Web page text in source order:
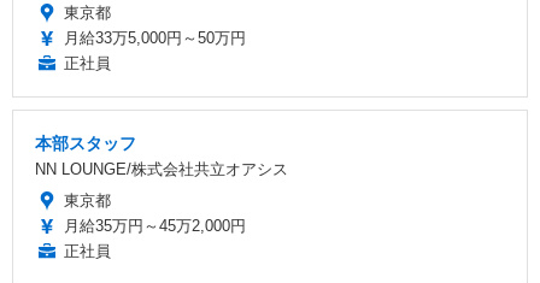
東京都
月給33万5,000円～50万円
正社員
本部スタッフ
NN LOUNGE/株式会社共立オアシス
東京都
月給35万円～45万2,000円
正社員